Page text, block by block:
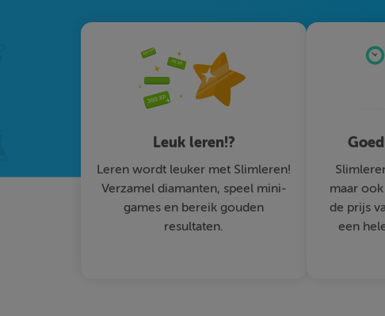
Leuk leren!?
Leren wordt leuker met Slimleren!
Verzamel diamanten, speel mini-
games en bereik gouden
resultaten.
maar
de prijs
een